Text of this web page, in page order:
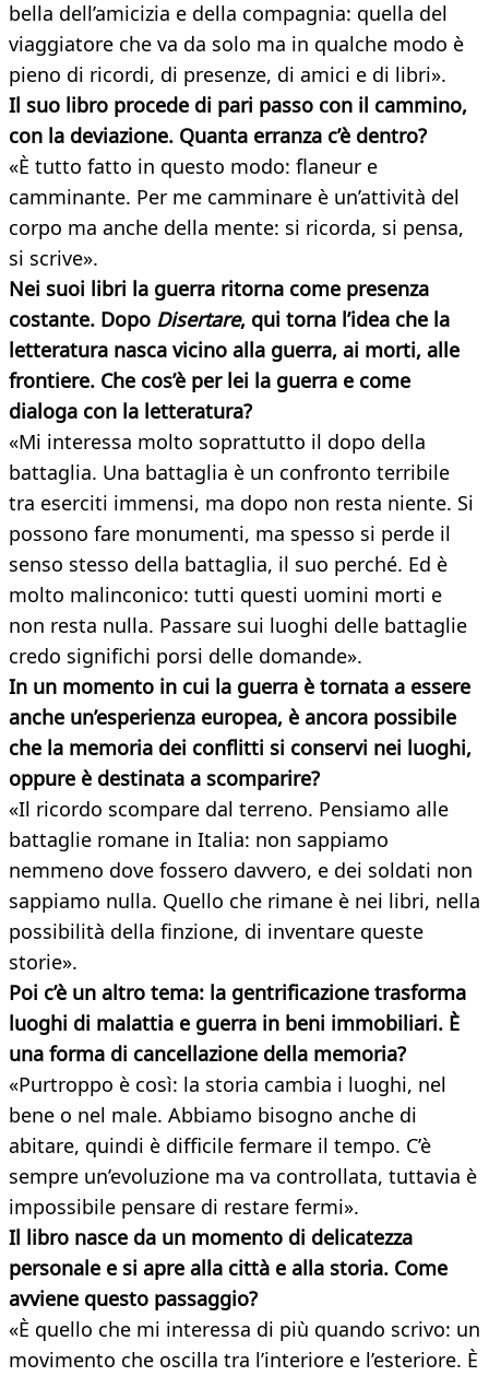
bella dell’amicizia e della compagnia: quella del
viaggiatore che va da solo ma in qualche modo è
pieno di ricordi, di presenze, di amici e di libri».
Il suo libro procede di pari passo con il cammino,
con la deviazione. Quanta erranza c’è dentro?
«È tutto fatto in questo modo: flaneur e
camminante. Per me camminare è un’attività del
corpo ma anche della mente: si ricorda, si pensa,
si scrive».
Nei suoi libri la guerra ritorna come presenza
costante. Dopo Disertare, qui torna l’idea che la
letteratura nasca vicino alla guerra, ai morti, alle
frontiere. Che cos’è per lei la guerra e come
dialoga con la letteratura?
«Mi interessa molto soprattutto il dopo della
battaglia. Una battaglia è un confronto terribile
tra eserciti immensi, ma dopo non resta niente. Si
possono fare monumenti, ma spesso si perde il
senso stesso della battaglia, il suo perché. Ed è
molto malinconico: tutti questi uomini morti e
non resta nulla. Passare sui luoghi delle battaglie
credo significhi porsi delle domande».
In un momento in cui la guerra è tornata a essere
anche un’esperienza europea, è ancora possibile
che la memoria dei conflitti si conservi nei luoghi,
oppure è destinata a scomparire?
«Il ricordo scompare dal terreno. Pensiamo alle
battaglie romane in Italia: non sappiamo
nemmeno dove fossero davvero, e dei soldati non
sappiamo nulla. Quello che rimane è nei libri, nella
possibilità della finzione, di inventare queste
storie».
Poi c’è un altro tema: la gentrificazione trasforma
luoghi di malattia e guerra in beni immobiliari. È
una forma di cancellazione della memoria?
«Purtroppo è così: la storia cambia i luoghi, nel
bene o nel male. Abbiamo bisogno anche di
abitare, quindi è difficile fermare il tempo. C’è
sempre un’evoluzione ma va controllata, tuttavia è
impossibile pensare di restare fermi».
Il libro nasce da un momento di delicatezza
personale e si apre alla città e alla storia. Come
avviene questo passaggio?
«È quello che mi interessa di più quando scrivo: un
movimento che oscilla tra l’interiore e l’esteriore. È